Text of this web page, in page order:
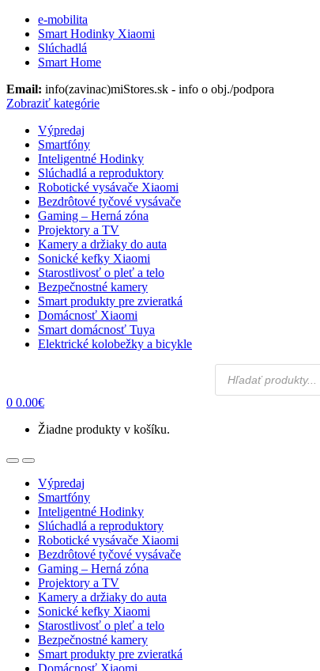
e-mobilita
Smart Hodinky Xiaomi
Slúchadlá
Smart Home
Email: info(zavinac)miStores.sk - info o obj./podpora
Zobraziť kategórie
Výpredaj
Smartfóny
Inteligentné Hodinky
Slúchadlá a reproduktory
Robotické vysávače Xiaomi
Bezdrôtové tyčové vysávače
Gaming – Herná zóna
Projektory a TV
Kamery a držiaky do auta
Sonické kefky Xiaomi
Starostlivosť o pleť a telo
Bezpečnostné kamery
Smart produkty pre zvieratká
Domácnosť Xiaomi
Smart domácnosť Tuya
Elektrické kolobežky a bicykle
Products
search
0 0.00€
Žiadne produkty v košíku.
OpenClose
Výpredaj
Smartfóny
Inteligentné Hodinky
Slúchadlá a reproduktory
Robotické vysávače Xiaomi
Bezdrôtové tyčové vysávače
Gaming – Herná zóna
Projektory a TV
Kamery a držiaky do auta
Sonické kefky Xiaomi
Starostlivosť o pleť a telo
Bezpečnostné kamery
Smart produkty pre zvieratká
Domácnosť Xiaomi